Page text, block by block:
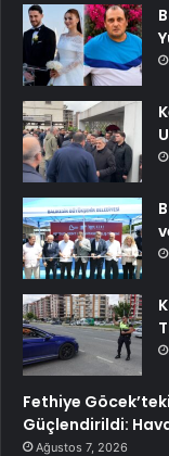
Fethiye
Güçlendirildi:
Ağustos 7, 2026